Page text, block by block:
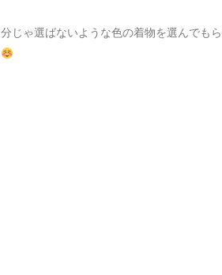
じゃ選ばないような色の着物を選んでもら